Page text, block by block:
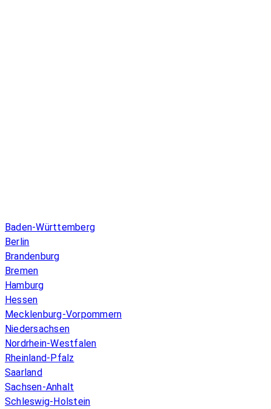
Baden-Württemberg
Berlin
Brandenburg
Bremen
Hamburg
Hessen
Mecklenburg-Vorpommern
Niedersachsen
Nordrhein-Westfalen
Rheinland-Pfalz
Saarland
Sachsen-Anhalt
Schleswig-Holstein